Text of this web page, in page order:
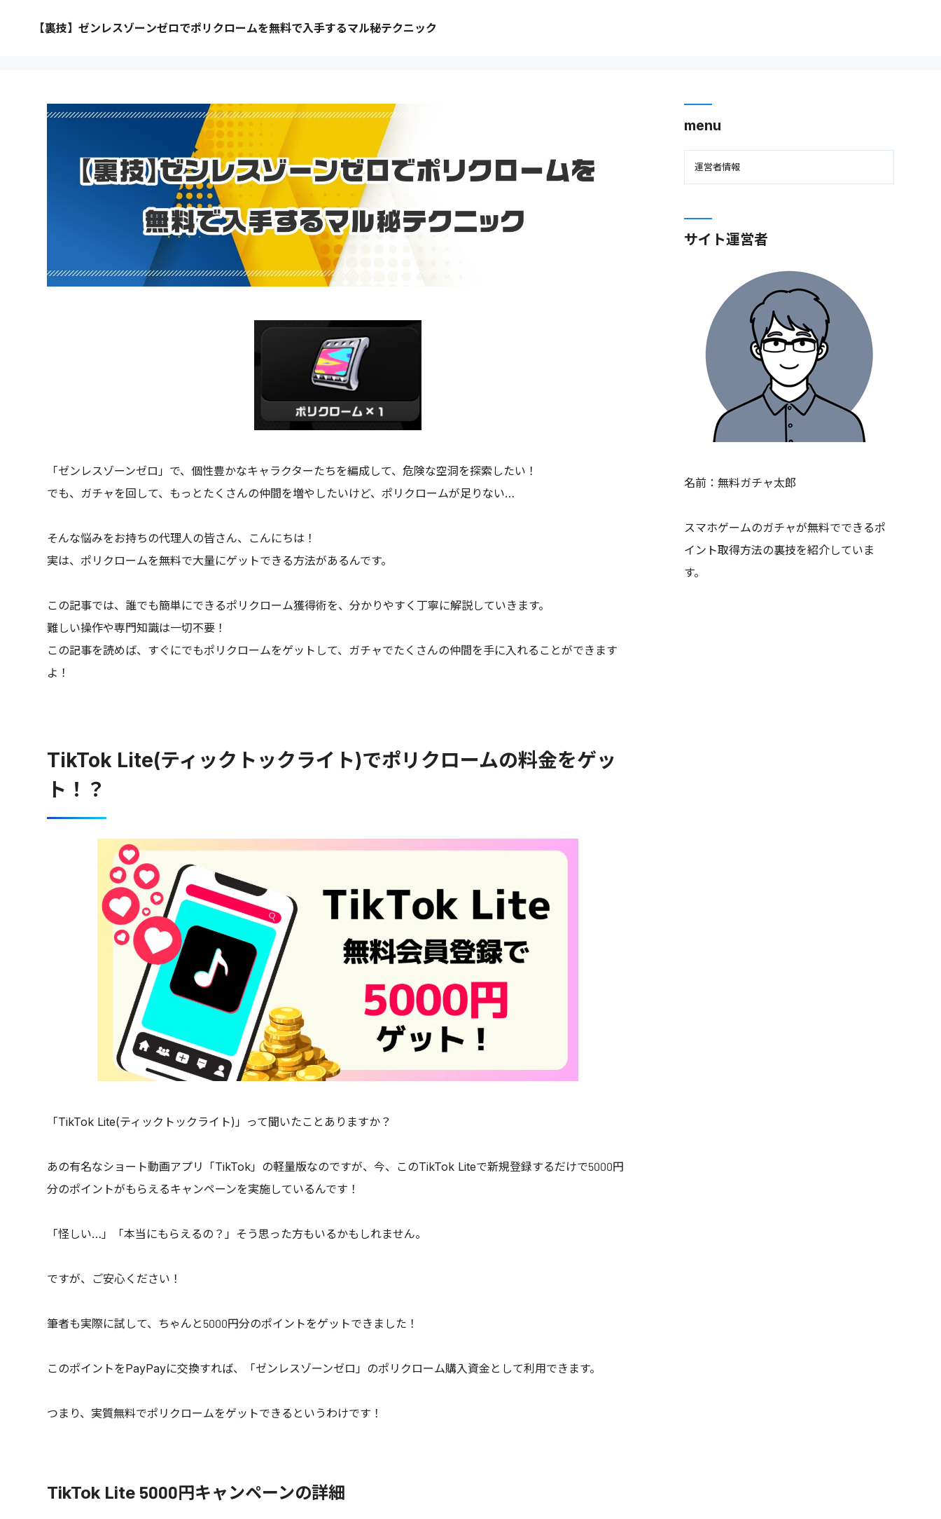
【裏技】ゼンレスゾーンゼロでポリクロームを無料で入手するマル秘テクニック
「ゼンレスゾーンゼロ」で、個性豊かなキャラクターたちを編成して、危険な空洞を探索したい！
でも、ガチャを回して、もっとたくさんの仲間を増やしたいけど、ポリクロームが足りない…
そんな悩みをお持ちの代理人の皆さん、こんにちは！
実は、ポリクロームを無料で大量にゲットできる方法があるんです。
この記事では、誰でも簡単にできるポリクローム獲得術を、分かりやすく丁寧に解説していきます。
難しい操作や専門知識は一切不要！
この記事を読めば、すぐにでもポリクロームをゲットして、ガチャでたくさんの仲間を手に入れることができます
よ！
TikTok Lite(ティックトックライト)でポリクロームの料金をゲッ
ト！？
「TikTok Lite(ティックトックライト)」って聞いたことありますか？
あの有名なショート動画アプリ「TikTok」の軽量版なのですが、今、このTikTok Liteで新規登録するだけで5000円
分のポイントがもらえるキャンペーンを実施しているんです！
「怪しい…」「本当にもらえるの？」そう思った方もいるかもしれません。
ですが、ご安心ください！
筆者も実際に試して、ちゃんと5000円分のポイントをゲットできました！
このポイントをPayPayに交換すれば、「ゼンレスゾーンゼロ」のポリクローム購入資金として利用できます。
つまり、実質無料でポリクロームをゲットできるというわけです！
TikTok Lite 5000円キャンペーンの詳細
menu
運営者情報
サイト運営者
名前：無料ガチャ太郎
スマホゲームのガチャが無料でできるポ
イント取得方法の裏技を紹介していま
す。